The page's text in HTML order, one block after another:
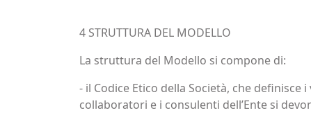
4 STRUTTURA DEL MODELLO
La struttura del Modello si compone di:
- il Codice Etico della Società, che
collaboratori e i consulenti dell’Ente si